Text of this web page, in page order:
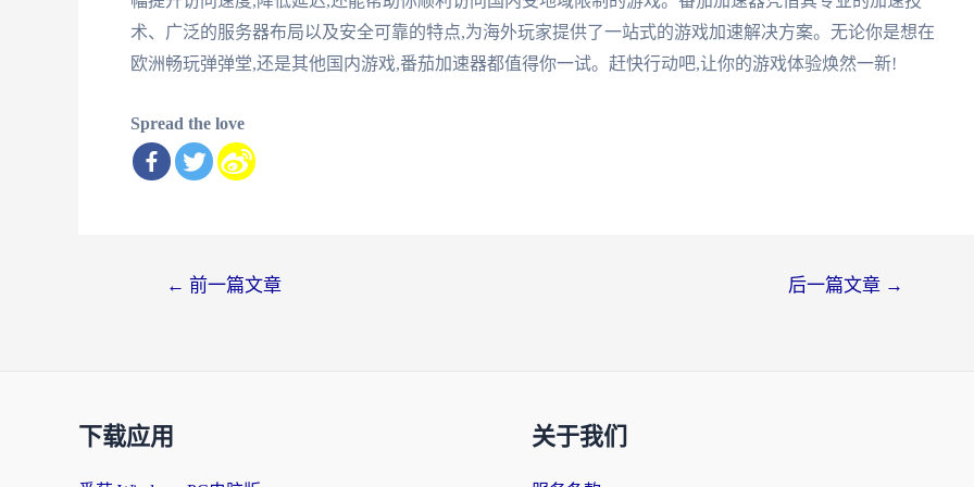
术、广泛的服务器布局以及安全可靠的特点,为海外玩家提供了一站式的游戏加速解决方案。无论你是想在
欧洲畅玩弹弹堂,还是其他国内游戏,番茄加速器都值得你一试。赶快行动吧,让你的游戏体验焕然一新!
Spread the love
← 前一篇文章 后一篇文章 →
下载应用 关于我们